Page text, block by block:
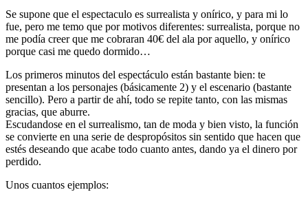
Se supone que el espectaculo es surrealista y onírico, y para mi lo
fue, pero me temo que por motivos diferentes: surrealista, porque no
me podía creer que me cobraran 40€ del ala por aquello, y onírico
porque casi me quedo dormido…
Los primeros minutos del espectáculo están bastante bien: te
presentan a los personajes (básicamente 2) y el escenario (bastante
sencillo). Pero a partir de ahí, todo se repite tanto, con las mismas
gracias, que aburre.
Escudandose en el surrealismo, tan de moda y bien visto, la función
se convierte en una serie de despropósitos sin sentido que hacen que
estés deseando que acabe todo cuanto antes, dando ya el dinero por
perdido.
Unos cuantos ejemplos: